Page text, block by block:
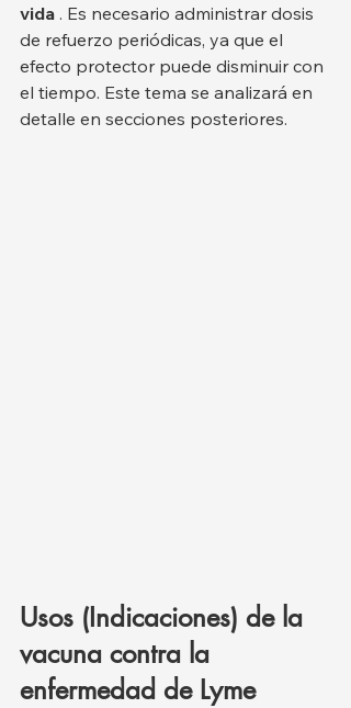
vida . Es necesario administrar dosis
de refuerzo periódicas, ya que el
efecto protector puede disminuir con
el tiempo. Este tema se analizará en
detalle en secciones posteriores.
Usos (Indicaciones) de la
vacuna contra la
enfermedad de Lyme